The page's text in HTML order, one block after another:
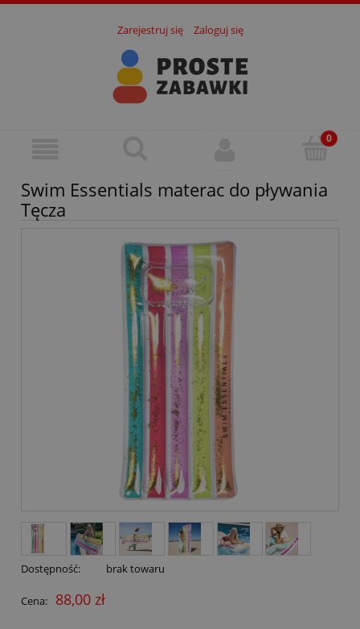
Zarejestruj się Zaloguj się
Swim Essentials materac do pływania
Tęcza
Dostępność: brak towaru
Cena: 88,00 zł